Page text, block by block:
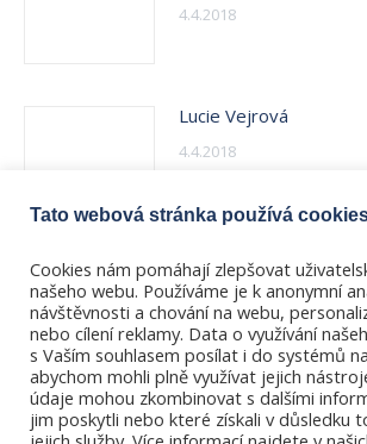
4.4.2018
Lucie Vejrová
4.4.2018
4.4.2018
Tato webová stránka používá
Cookies nám pomáhají zlepšovat
našeho webu. Používáme je k anonymní
návštěvnosti a chování na webu,
nebo cílení reklamy. Data o využívání
s Vaším souhlasem posílat i do systémů
abychom mohli plně využívat jejich
údaje mohou zkombinovat s dalšími
jim poskytli nebo které získali v důsledku